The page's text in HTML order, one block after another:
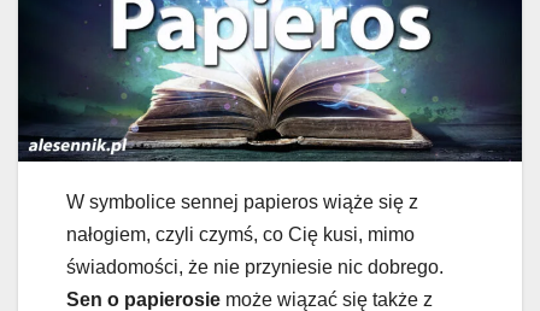
W symbolice sennej papieros wiąże się z
nałogiem, czyli czymś, co Cię kusi, mimo
świadomości, że nie przyniesie nic dobrego.
Sen o papierosie może wiązać się także z